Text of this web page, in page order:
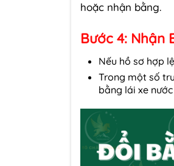
hoặc nhận bằng.
Bước 4: Nhận
Nếu hồ sơ hợp
Trong một số
bằng lái xe